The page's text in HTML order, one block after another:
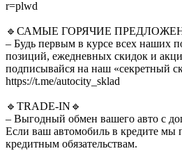
r=plwd
🔹САМЫЕ ГОРЯЧИЕ
– Будь первым в курсе всех наших
позиций, ежедневных скидок и
подписывайся на наш «секретный
https://t.me/autocity_sklad
🔹TRADE-IN🔹
– Выгодный обмен вашего авто с
Если ваш автомобиль в кредите мы
кредитным обязательствам.